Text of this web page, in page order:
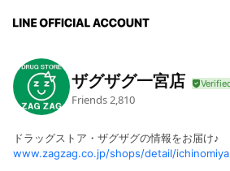
ザグザグ一宮店
Friends 2,810
ドラッグストア・ザグザグの情報をお届け♪
www.zagzag.co.jp/shops/detail/ichinomiya